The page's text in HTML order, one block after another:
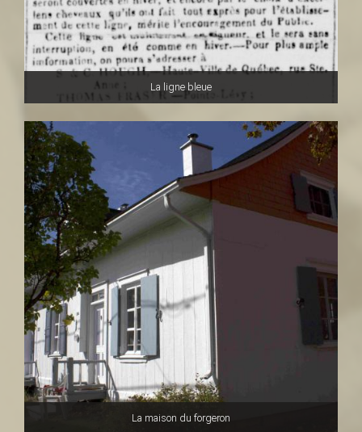
La ligne bleue
La maison du forgeron